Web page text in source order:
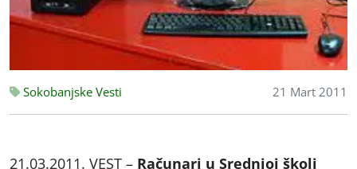
Sokobanjske Vesti 21 Mart 2011
21.03.2011. VEST – Računari u Srednjoj školi